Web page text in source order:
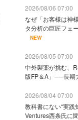
2026/08/06 07:00
なぜ「お客様は神
タ分析の巨匠フェ
NEW
2026/08/05 07:00
中外製薬が挑む、
版FP＆A」──長期
2026/08/04 07:00
教科書にない“実
Ventures西条氏に